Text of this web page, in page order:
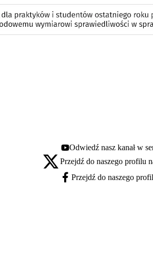
Youtube - otwiera się w nowej karcie
Odwiedź nasz kanał w
X - otwiera się w nowej karcie
Przejdź do naszego profilu
Facebook - otwiera się w nowej karcie
Przejdź do naszego